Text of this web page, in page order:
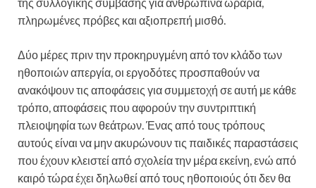
της συλλογικής σύμβασης για ανθρώπινα ωράρια,
πληρωμένες πρόβες και αξιοπρεπή μισθό.
Δύο μέρες πριν την προκηρυγμένη από τον κλάδο των
ηθοποιών απεργία, οι εργοδότες προσπαθούν να
ανακόψουν τις αποφάσεις για συμμετοχή σε αυτή με κάθε
τρόπο, αποφάσεις που αφορούν την συντριπτική
πλειοψηφία των θεάτρων. Ένας από τους τρόπους
αυτούς είναι να μην ακυρώνουν τις παιδικές παραστάσεις
που έχουν κλειστεί από σχολεία την μέρα εκείνη, ενώ από
καιρό τώρα έχει δηλωθεί από τους ηθοποιούς ότι δεν θα